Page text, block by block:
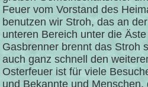
Feuer vom Vorstand des
benutzen wir Stroh, das an
unteren Bereich unter die
Gasbrenner brennt das Stroh
auch ganz schnell den
Osterfeuer ist für viele
und Bekannte und